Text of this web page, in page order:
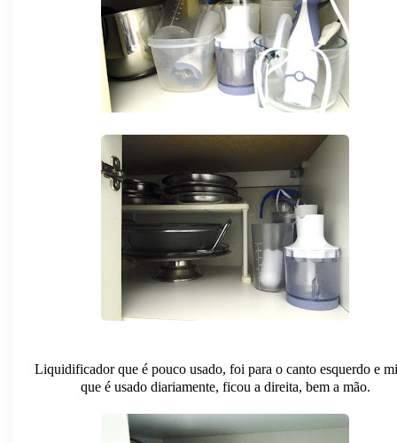
Liquidificador que é pouco usado, foi para o canto esquerdo e
que é usado diariamente, ficou a direita, bem a mão.